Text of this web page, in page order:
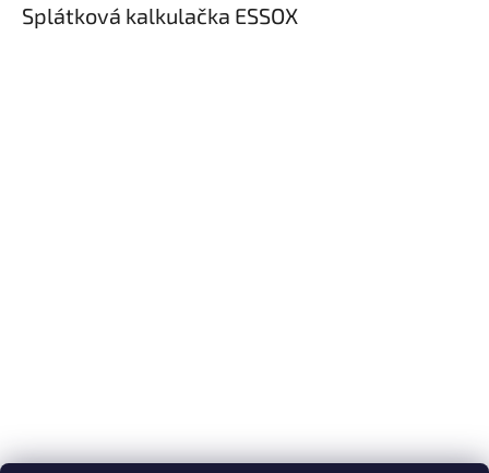
Splátková kalkulačka ESSOX